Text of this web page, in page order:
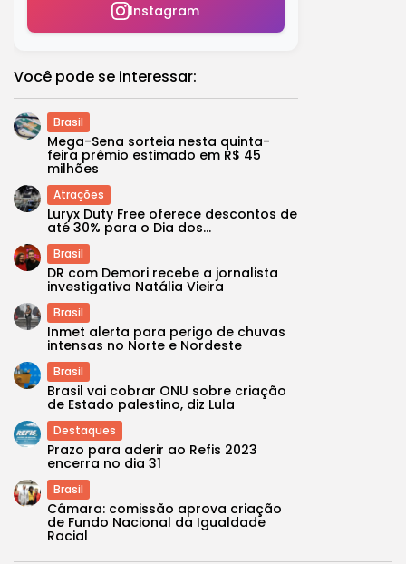
Instagram
Você pode se interessar:
Brasil
Mega-Sena sorteia nesta quinta-
feira prêmio estimado em R$ 45
milhões
Atrações
Luryx Duty Free oferece descontos de
até 30% para o Dia dos...
Brasil
DR com Demori recebe a jornalista
investigativa Natália Vieira
Brasil
Inmet alerta para perigo de chuvas
intensas no Norte e Nordeste
Brasil
Brasil vai cobrar ONU sobre criação
de Estado palestino, diz Lula
Destaques
Prazo para aderir ao Refis 2023
encerra no dia 31
Brasil
Câmara: comissão aprova criação
de Fundo Nacional da Igualdade
Racial